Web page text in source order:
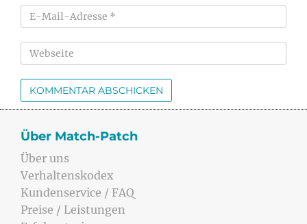
Über Match-Patch
Über uns
Verhaltenskodex
Kundenservice / FAQ
Preise / Leistungen